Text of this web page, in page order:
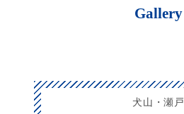
Gallery
犬山・瀬戸